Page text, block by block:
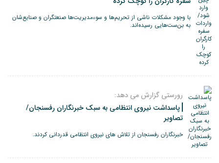
با وجود مشکلات ناشی از تحر‌یم‌ها و سوءمدیریت‌ها صنعتگران و صنایع‌شان
به بن‌ست‌هایی رسیده‌اند.
رورستی گزارش می دهد:
پاسداشت نیروی انتظامی به سبک خبرنگاران رفسنجان/
تصاویر
خبرنگاران رفسنجان از تلاش های نیروی انتظامی قدردانی کردند.